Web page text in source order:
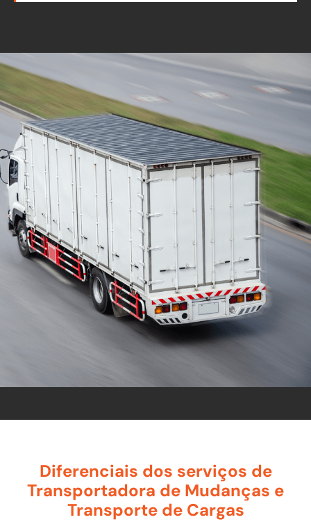
com equipe especializada
e profissionais
cuidadosos
Solicite seu orçamento personalizado e
online sem compromisso com a nossa
equipe, consulte a opção de contratar o
serviço para a região que você deseja
mudar de endereço, deixe tudo conosco e
conte com uma empresa de tradição no
mercado de transporte de móveis.
ORÇAMENTO
Diferenciais dos serviços de
Transportadora de Mudanças e
Transporte de Cargas